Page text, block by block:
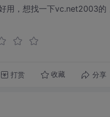
用，想找一下vc.net2003的
打赏 收藏 分享